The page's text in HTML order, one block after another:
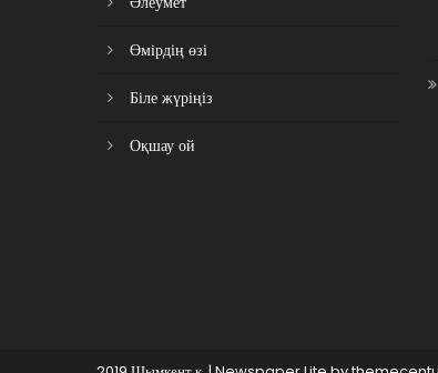
Өмірдің өзі
Біле жүріңіз
Оқшау ой